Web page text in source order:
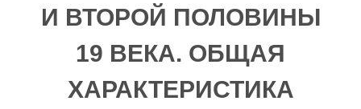
И ВТОРОЙ ПОЛОВИНЫ
19 ВЕКА. ОБЩАЯ
ХАРАКТЕРИСТИКА